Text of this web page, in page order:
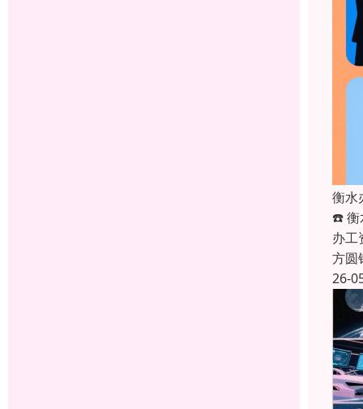
衡水
☎️ 衡
办
方圆
26-